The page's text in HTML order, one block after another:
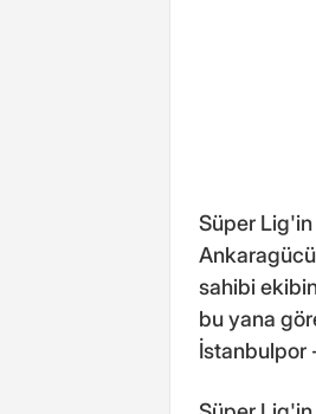
Süper Lig'in
Ankaragücü
sahibi
bu yana
İstanbulpor